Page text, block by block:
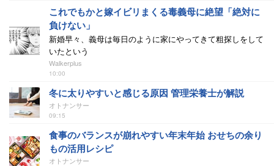
これでもかと嫁イビリまくる毒義母に絶望「絶対に
負けない」
新婚早々、義母は毎日のように家にやってきて粗探しをして
いたという
Walkerplus
10:00
冬に太りやすいと感じる原因 管理栄養士が解説
オトナンサー
09:15
食事のバランスが崩れやすい年末年始 おせちの余り
もの活用レシピ
オトナンサー